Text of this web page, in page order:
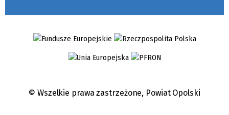
© Wszelkie prawa zastrzeżone, Powiat Opolski